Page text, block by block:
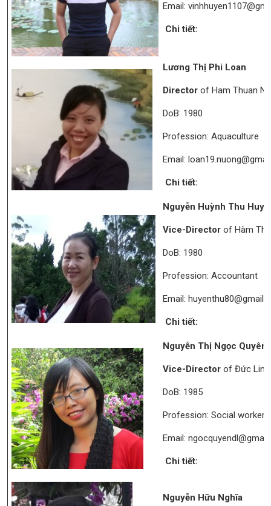
Email:
Chi tiết:
Lương Thị Phi Loan
Director of Ham Thuan
DoB: 1980
Profession: Aquaculture
Email:
Chi tiết:
Nguyễn Huỳnh Thu
Vice-Director of Hàm
DoB: 1980
Profession: Accountant
Email:
Chi tiết:
Nguyễn Thị Ngọc Quyên
Vice-Director of Đức
DoB: 1985
Profession: Social worker
Email:
Chi tiết:
Nguyễn Hữu Nghĩa